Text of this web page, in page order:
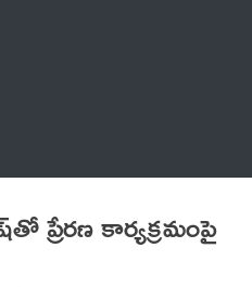
ప్రేరణ కార్యక్రమంపై